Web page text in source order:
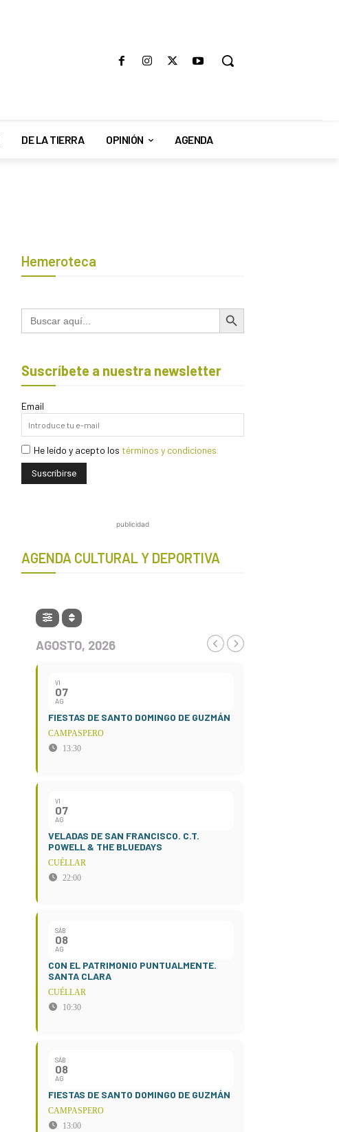
DE LA TIERRA OPINIÓN AGENDA
Hemeroteca
Buscar: Botón de búsqueda
Suscríbete a nuestra newsletter
Email
He leído y acepto los términos y condiciones
publicidad
AGENDA CULTURAL Y DEPORTIVA
AGOSTO, 2026
VI
07
AG
FIESTAS DE SANTO DOMINGO DE GUZMÁN
CAMPASPERO
13:30
VI
07
AG
VELADAS DE SAN FRANCISCO. C.T.
POWELL & THE BLUEDAYS
CUÉLLAR
22:00
SÁB
08
AG
CON EL PATRIMONIO PUNTUALMENTE.
SANTA CLARA
CUÉLLAR
10:30
SÁB
08
AG
FIESTAS DE SANTO DOMINGO DE GUZMÁN
CAMPASPERO
13:00